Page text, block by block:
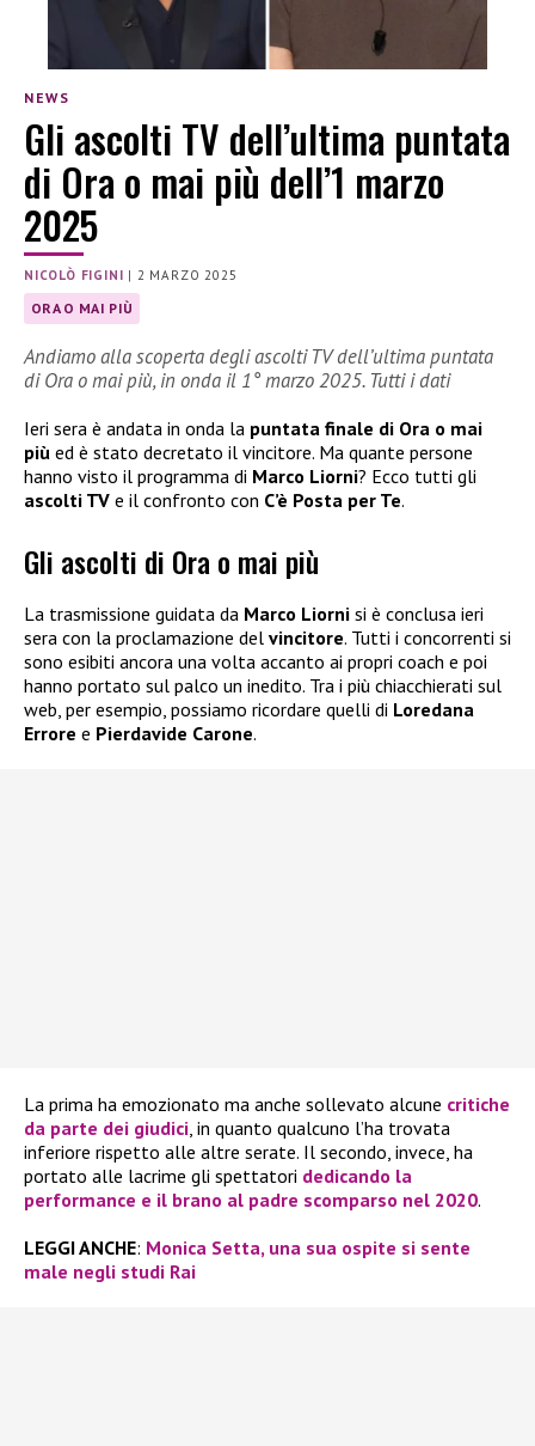
NEWS
Gli ascolti TV dell’ultima puntata
di Ora o mai più dell’1 marzo
2025
NICOLÒ FIGINI | 2 MARZO 2025
ORA O MAI PIÙ
Andiamo alla scoperta degli ascolti TV dell’ultima puntata
di Ora o mai più, in onda il 1° marzo 2025. Tutti i dati
Ieri sera è andata in onda la puntata finale di Ora o mai
più ed è stato decretato il vincitore. Ma quante persone
hanno visto il programma di Marco Liorni? Ecco tutti gli
ascolti TV e il confronto con C’è Posta per Te.
Gli ascolti di Ora o mai più
La trasmissione guidata da Marco Liorni si è conclusa ieri
sera con la proclamazione del vincitore. Tutti i concorrenti si
sono esibiti ancora una volta accanto ai propri coach e poi
hanno portato sul palco un inedito. Tra i più chiacchierati sul
web, per esempio, possiamo ricordare quelli di Loredana
Errore e Pierdavide Carone.
La prima ha emozionato ma anche sollevato alcune critiche
da parte dei giudici , in quanto qualcuno l’ha trovata
inferiore rispetto alle altre serate. Il secondo, invece, ha
portato alle lacrime gli spettatori dedicando la
performance e il brano al padre scomparso nel 2020.
LEGGI ANCHE: Monica Setta, una sua ospite si sente
male negli studi Rai